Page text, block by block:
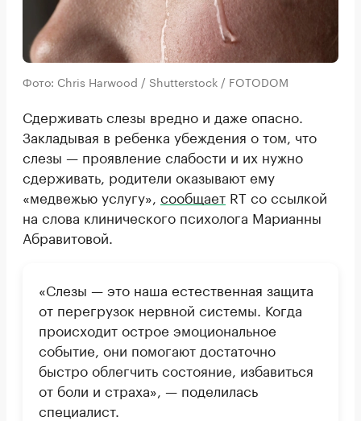
Фото: Chris Harwood / Shutterstock / FOTODOM
Сдерживать слезы вредно и даже опасно.
Закладывая в ребенка убеждения о том, что
слезы — проявление слабости и их нужно
сдерживать, родители оказывают ему
«медвежью услугу», сообщает RT со ссылкой
на слова клинического психолога Марианны
Абравитовой.
«Слезы — это наша естественная защита
от перегрузок нервной системы. Когда
происходит острое эмоциональное
событие, они помогают достаточно
быстро облегчить состояние, избавиться
от боли и страха», — поделилась
специалист.